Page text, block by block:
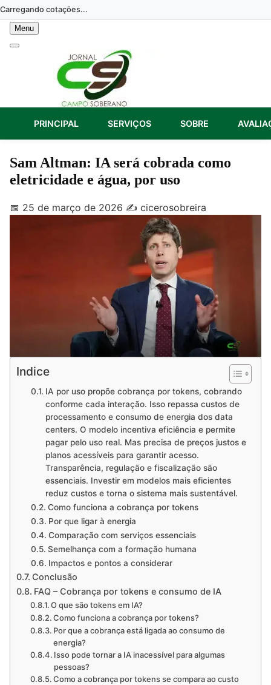
Skip
to
content
Carregando cotações...
Menu
PRINCIPAL SERVIÇOS SOBRE
Sam Altman: IA será cobrada como
eletricidade e água, por uso
📅 25 de março de 2026 ✍️ cicerosobreira
Indice
IA por uso propõe cobrança por tokens, cobrando
conforme cada interação. Isso repassa custos de
processamento e consumo de energia dos data
centers. O modelo incentiva eficiência e permite
pagar pelo uso real. Mas precisa de preços justos e
planos acessíveis para garantir acesso.
Transparência, regulação e fiscalização são
essenciais. Investir em modelos mais eficientes
reduz custos e torna o sistema mais sustentável.
Como funciona a cobrança por tokens
Por que ligar à energia
Comparação com serviços essenciais
Semelhança com a formação humana
Impactos e pontos a considerar
Conclusão
FAQ – Cobrança por tokens e consumo de IA
O que são tokens em IA?
Como funciona a cobrança por tokens?
Por que a cobrança está ligada ao consumo de
energia?
Isso pode tornar a IA inacessível para algumas
pessoas?
Como a cobrança por tokens se compara ao custo